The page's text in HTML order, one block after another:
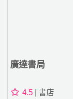
廣達書局
4.5 | 書店